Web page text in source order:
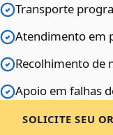
Transporte
Atendimento em
Recolhimento de
Apoio em falhas
SOLICITE SEU